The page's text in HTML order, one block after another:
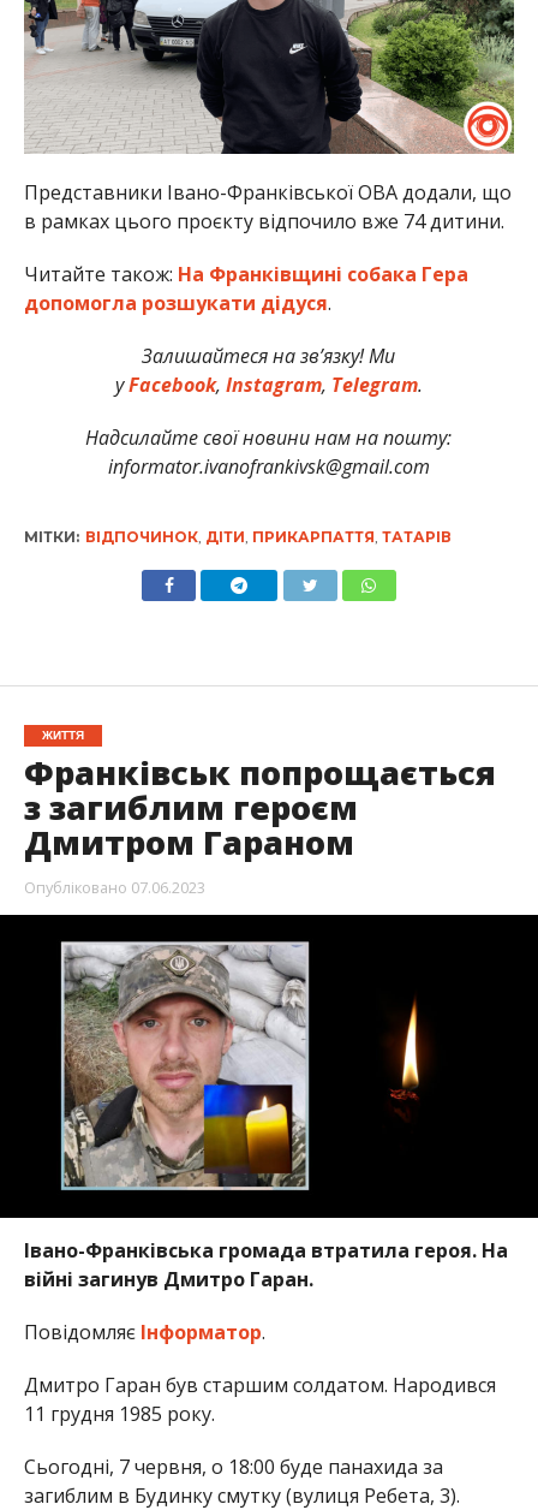
Представники Івано-Франківської ОВА додали, що
в рамках цього проєкту відпочило вже 74 дитини.
Читайте також: На Франківщині собака Гера
допомогла розшукати дідуся.
Залишайтеся на зв’язку! Ми
уFacebook, Instagram, Telegram.
Надсилайте свої новини нам на пошту:
informator.ivanofrankivsk@gmail.com
МІТКИ: ВІДПОЧИНОК, ДІТИ ПРИКАРПАТТЯ ТАТАРІВ
ЖИТТЯ
Франківськ попрощається
з загиблим героєм
Дмитром Гараном
Опубліковано 07.06.2023
Івано-Франківська громада втратила героя. На
війні загинув Дмитро Гаран.
ПовідомляєІнформатор.
Дмитро Гаран був старшим солдатом. Народився
11 грудня 1985 року.
Сьогодні, 7 червня, о 18:00 буде панахида за
загиблим в Будинку смутку (вулиця Ребета, 3).